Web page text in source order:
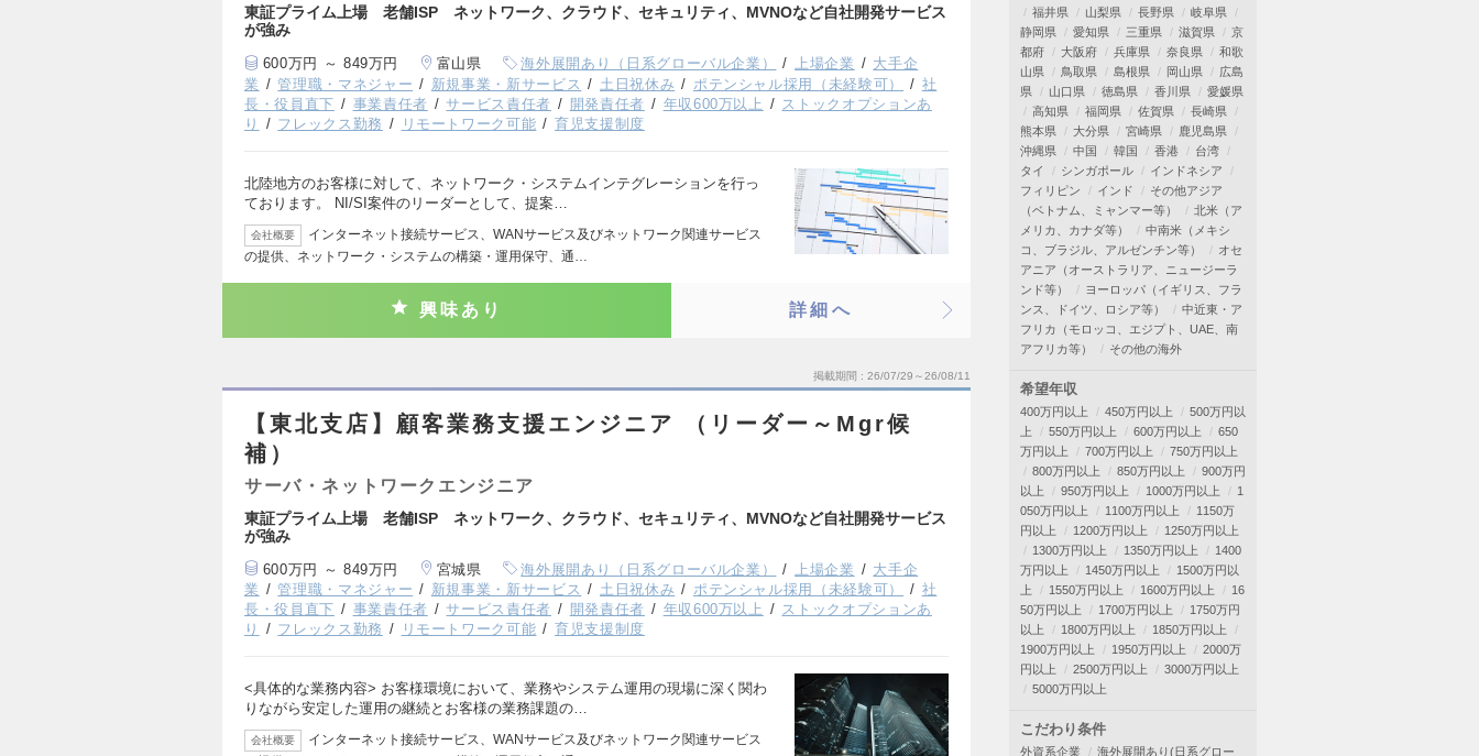
東証プライム上場 老舗ISP ネットワーク、クラウド、セキュリティ、MVNOなど自社開発サービス
が強み
600万円 ～ 849万円 富山県 海外展開あり（日系グローバル企業） 上場企業
大手企
業
管理職・マネジャー 新規事業・新サービス 土日祝休み ポテンシャル採用（未経験可）
社
長・役員直下
事業責任者 サービス責任者 開発責任者 年収600万以上
ストックオプションあ
り
フレックス勤務 リモートワーク可能 育児支援制度
北陸地方のお客様に対して、ネットワーク・システムインテグレーションを行っ
ております。 NI/SI案件のリーダーとして、提案…
会社概要
インターネット接続サービス、WANサービス及びネットワーク関連サービス
の提供、ネットワーク・システムの構築・運用保守、通…
興味あり 詳細へ
掲載期間 26/07/29～26/08/11
【東北支店】顧客業務支援エンジニア （リーダー～Mgr候
補）
サーバ・ネットワークエンジニア
東証プライム上場 老舗ISP ネットワーク、クラウド、セキュリティ、MVNOなど自社開発サービス
が強み
600万円 ～ 849万円 宮城県 海外展開あり（日系グローバル企業） 上場企業
大手企
業
管理職・マネジャー 新規事業・新サービス 土日祝休み ポテンシャル採用（未経験可）
社
長・役員直下
事業責任者 サービス責任者 開発責任者 年収600万以上
ストックオプションあ
り
フレックス勤務 リモートワーク可能 育児支援制度
<具体的な業務内容> お客様環境において、業務やシステム運用の現場に深く関わ
りながら安定した運用の継続とお客様の業務課題の…
会社概要
インターネット接続サービス、WANサービス及びネットワーク関連サービス
福井県
山梨県 長野県
岐阜県
静岡県
愛知県 三重県 滋賀県
京
都府
大阪府 兵庫県 奈良県
和歌
山県
鳥取県 島根県 岡山県
広島
県
山口県 徳島県 香川県
愛媛県
高知県
福岡県 佐賀県
長崎県
熊本県
大分県 宮崎県
鹿児島県
沖縄県
中国 韓国 香港
台湾
タイ
シンガポール
インドネシア
フィリピン
インド
その他アジア
（ベトナム、ミャンマー等）
北米（ア
メリカ、カナダ等）
中南米（メキシ
コ、ブラジル、アルゼンチン等）
オセ
アニア（オーストラリア、ニュージーラ
ンド等）
ヨーロッパ（イギリス、フラ
ンス、ドイツ、ロシア等）
中近東・ア
フリカ（モロッコ、エジプト、UAE、南
アフリカ等）
その他の海外
希望年収
400万円以上 450万円以上
500万円以
上
550万円以上 600万円以上
650
万円以上
700万円以上
750万円以上
800万円以上
850万円以上
900万円
以上
950万円以上 1000万円以上
1
050万円以上
1100万円以上
1150万
円以上
1200万円以上
1250万円以上
1300万円以上
1350万円以上
1400
万円以上
1450万円以上
1500万円以
上
1550万円以上 1600万円以上
16
50万円以上
1700万円以上
1750万円
以上
1800万円以上
1850万円以上
1900万円以上
1950万円以上
2000万
円以上
2500万円以上
3000万円以上
5000万円以上
こだわり条件
外資系企業
海外展開あり(日系グロー